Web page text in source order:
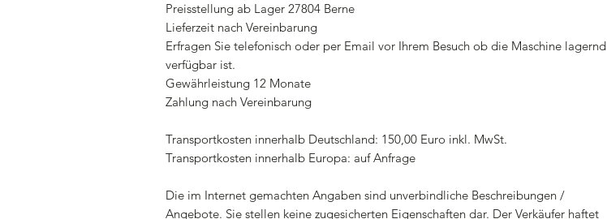
Preisstellung ab Lager 27804 Berne
Lieferzeit nach Vereinbarung
Erfragen Sie telefonisch oder per Email vor Ihrem Besuch ob die Maschine lagernd
verfügbar ist.
Gewährleistung 12 Monate
Zahlung nach Vereinbarung
Transportkosten innerhalb Deutschland: 150,00 Euro inkl. MwSt.
Transportkosten innerhalb Europa: auf Anfrage
Die im Internet gemachten Angaben sind unverbindliche Beschreibungen /
Angebote. Sie stellen keine zugesicherten Eigenschaften dar. Der Verkäufer haftet